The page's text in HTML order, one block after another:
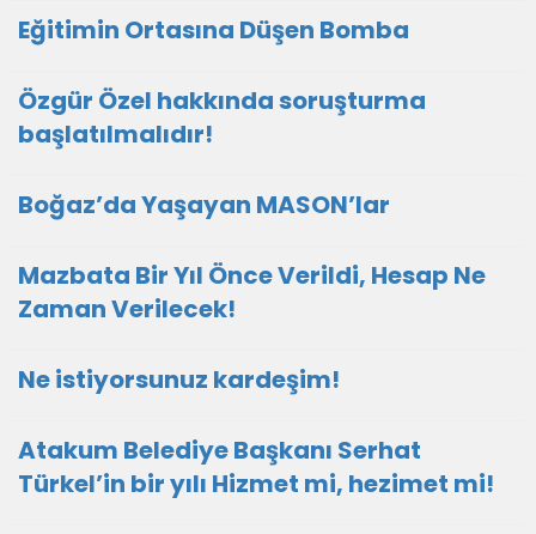
Eğitimin Ortasına Düşen Bomba
Özgür Özel hakkında soruşturma
başlatılmalıdır!
Boğaz’da Yaşayan MASON’lar
Mazbata Bir Yıl Önce Verildi, Hesap Ne
Zaman Verilecek!
Ne istiyorsunuz kardeşim!
Atakum Belediye Başkanı Serhat
Türkel’in bir yılı Hizmet mi, hezimet mi!